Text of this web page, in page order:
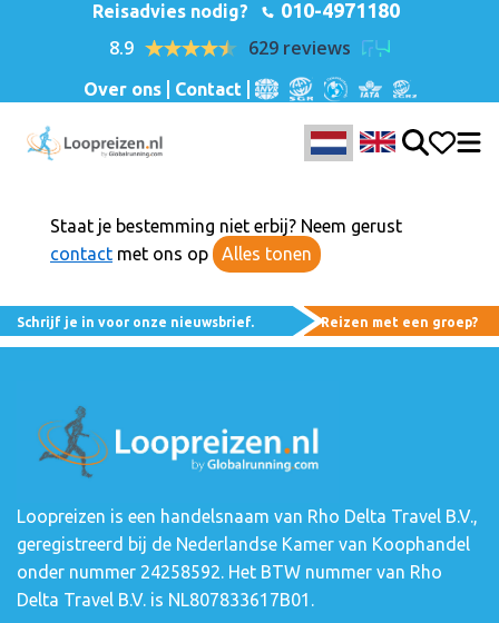
Reisadvies nodig? 010-4971180
8.9 629 reviews
Over ons Contact
Staat je bestemming niet erbij? Neem gerust
contact met ons op Alles tonen
Schrijf je in voor onze nieuwsbrief. Reizen met een groep?
Loopreizen is een handelsnaam van Rho Delta Travel B.V.,
geregistreerd bij de Nederlandse Kamer van Koophandel
onder nummer 24258592. Het BTW nummer van Rho
Delta Travel B.V. is NL807833617B01.